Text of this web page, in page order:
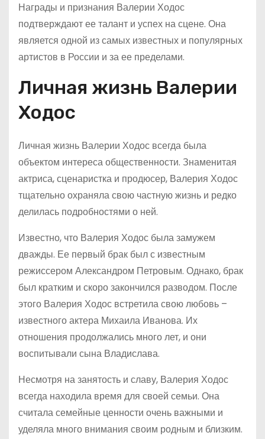
Награды и признания Валерии Ходос
подтверждают ее талант и успех на сцене. Она
является одной из самых известных и популярных
артистов в России и за ее пределами.
Личная жизнь Валерии
Ходос
Личная жизнь Валерии Ходос всегда была
объектом интереса общественности. Знаменитая
актриса, сценаристка и продюсер, Валерия Ходос
тщательно охраняла свою частную жизнь и редко
делилась подробностями о ней.
Известно, что Валерия Ходос была замужем
дважды. Ее первый брак был с известным
режиссером Александром Петровым. Однако, брак
был кратким и скоро закончился разводом. После
этого Валерия Ходос встретила свою любовь –
известного актера Михаила Иванова. Их
отношения продолжались много лет, и они
воспитывали сына Владислава.
Несмотря на занятость и славу, Валерия Ходос
всегда находила время для своей семьи. Она
считала семейные ценности очень важными и
уделяла много внимания своим родным и близким.